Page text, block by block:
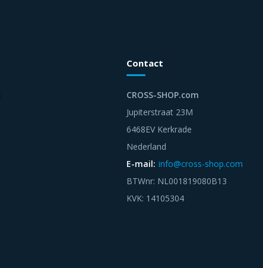
Contact
CROSS-SHOP.com
Jupiterstraat 23M
6468EV Kerkrade
Nederland
E-mail: info@cross-shop.com
BTWnr: NL001819080B13
KVK: 14105304